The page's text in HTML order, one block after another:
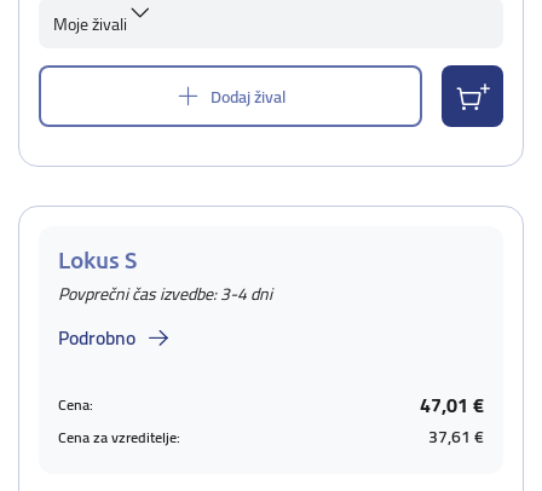
Moje živali
Dodaj žival
Lokus S
Povprečni čas izvedbe: 3-4 dni
Podrobno
Cena: 47,01 €
Cena za vzreditelje: 37,61 €